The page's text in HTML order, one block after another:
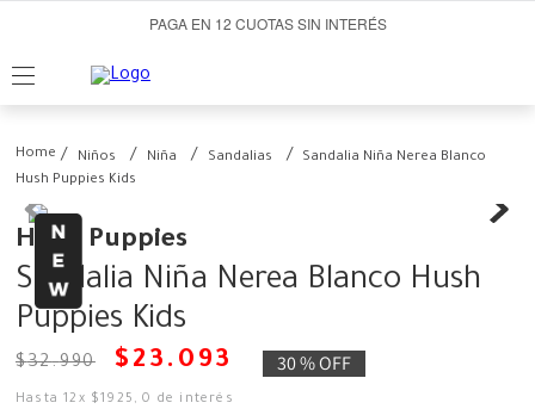
PAGA EN 12 CUOTAS SIN INTERÉS
Niños Niña Sandalias
Sandalia Niña Nerea Blanco
Hush Puppies Kids
Hush Puppies
Sandalia Niña Nerea Blanco Hush
Puppies Kids
$32.990 $ 23 . 093 30 %OFF
Hasta12 x $1925 ,0 de interés